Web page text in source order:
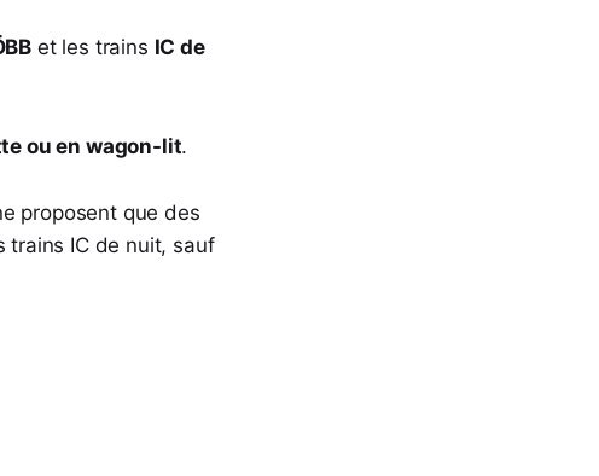
et les trains IC de
ou en wagon-lit.
proposent que des
trains IC de nuit, sauf